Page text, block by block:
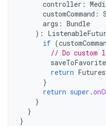
controller :
customCommand :
args : Bundle
):
if (
// Do custom
return Futures
}
return super .
}
}
}